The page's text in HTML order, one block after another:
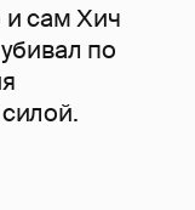
и сам Хич
по